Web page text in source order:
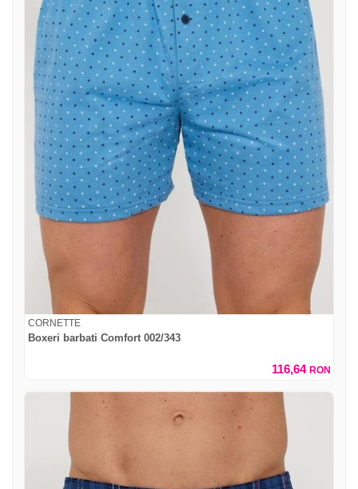
CORNETTE
Boxeri barbati Comfort 002/343
116,64 RON